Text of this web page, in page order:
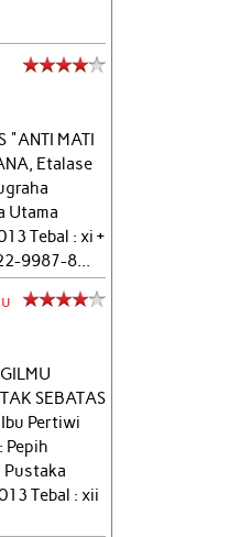
"ANTI MATI
Etalase
Utama
Tebal : xi +
9987-8...
SEBATAS
Pertiwi
Pepih
Pustaka
Tebal : xii